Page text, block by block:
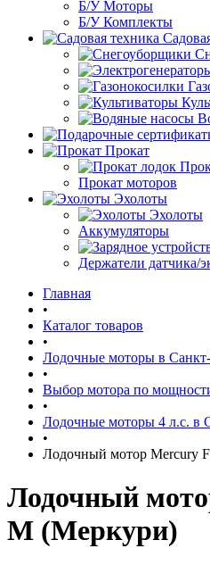
Б/У Моторы
Б/У Комплекты
Прокат
Прокат моторов
Эхолоты
Эхолоты
Аккумуляторы
Держатели датчика/
Главная
•
Каталог товаров
•
Лодочные моторы в
•
Выбор мотора по
•
Лодочные моторы 4 л.с. в
•
Лодочный мотор Mercury
Лодочный
M (Меркури)